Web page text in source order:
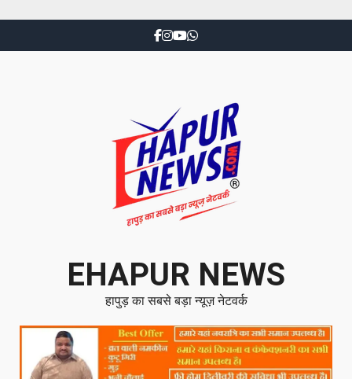
EHAPUR NEWS
हापुड़ का सबसे बड़ा न्यूज़ नेटवर्क